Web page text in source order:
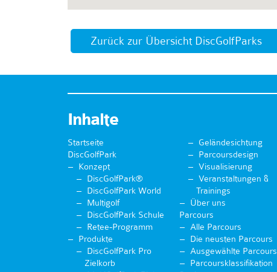
Zurück zur Übersicht DiscGolfParks
Inhalte
Startseite
DiscGolfPark
Konzept
DiscGolfPark®
DiscGolfPark World
Multigolf
DiscGolfPark Schule
Retee-Programm
Produkte
DiscGolfPark Pro
Zielkorb
Geländesichtung
Parcoursdesign
Visualisierung
Veranstaltungen &
Trainings
Über uns
Parcours
Alle Parcours
Die neusten Parcours
Ausgewählte Parcours
Parcoursklassifikation